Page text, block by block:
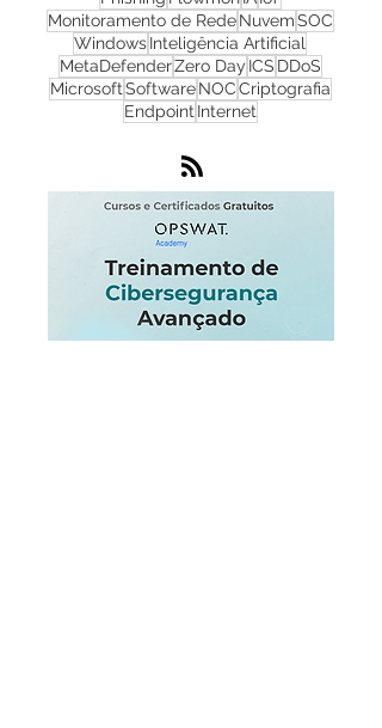
NGFWInfraestruturaDadosLGPDOT
PhishingFlowmon IAIoT
Monitoramento de RedeNuvemSOC
WindowsInteligência Artificial
MetaDefenderZero DayICS
EndpointInternet